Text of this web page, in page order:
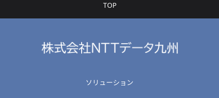
TOP
ソリューション